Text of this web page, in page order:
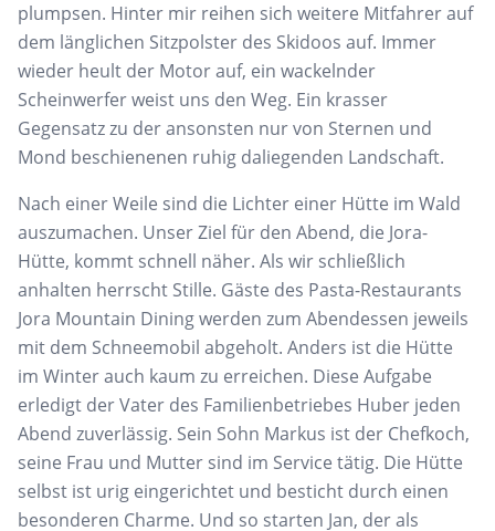
plumpsen. Hinter mir reihen sich weitere Mitfahrer auf
dem länglichen Sitzpolster des Skidoos auf. Immer
wieder heult der Motor auf, ein wackelnder
Scheinwerfer weist uns den Weg. Ein krasser
Gegensatz zu der ansonsten nur von Sternen und
Mond beschienenen ruhig daliegenden Landschaft.
Nach einer Weile sind die Lichter einer Hütte im Wald
auszumachen. Unser Ziel für den Abend, die Jora-
Hütte, kommt schnell näher. Als wir schließlich
anhalten herrscht Stille. Gäste des Pasta-Restaurants
Jora Mountain Dining werden zum Abendessen jeweils
mit dem Schneemobil abgeholt. Anders ist die Hütte
im Winter auch kaum zu erreichen. Diese Aufgabe
erledigt der Vater des Familienbetriebes Huber jeden
Abend zuverlässig. Sein Sohn Markus ist der Chefkoch,
seine Frau und Mutter sind im Service tätig. Die Hütte
selbst ist urig eingerichtet und besticht durch einen
besonderen Charme. Und so starten Jan, der als